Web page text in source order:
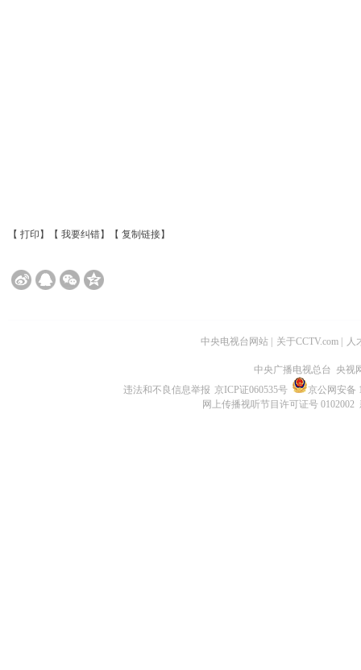
【 打印 】【 我要纠错】【 复制链接】
中央电视台网站 关于CCTV.com 人
中央广播电视总台 央视
违法和不良信息举报 京ICP证060535号
京公网安备
网上传播视听节目许可证号 0102002